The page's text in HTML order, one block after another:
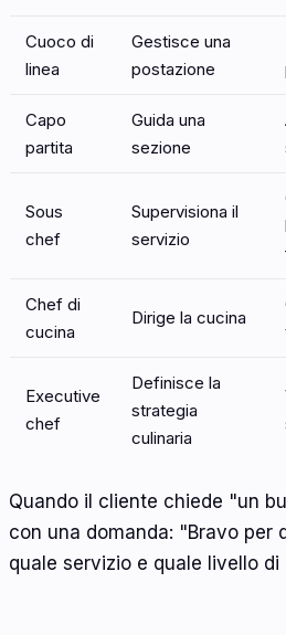
Cuoco di
linea
Gestisce una
postazione
Capo
partita
Guida una
sezione
Sous
chef
Supervisiona il
servizio
Chef di
cucina
Dirige la cucina
Executive
chef
Definisce la
strategia
culinaria
Quando il cliente chiede "un
con una domanda: "Bravo per
quale servizio e quale livello di